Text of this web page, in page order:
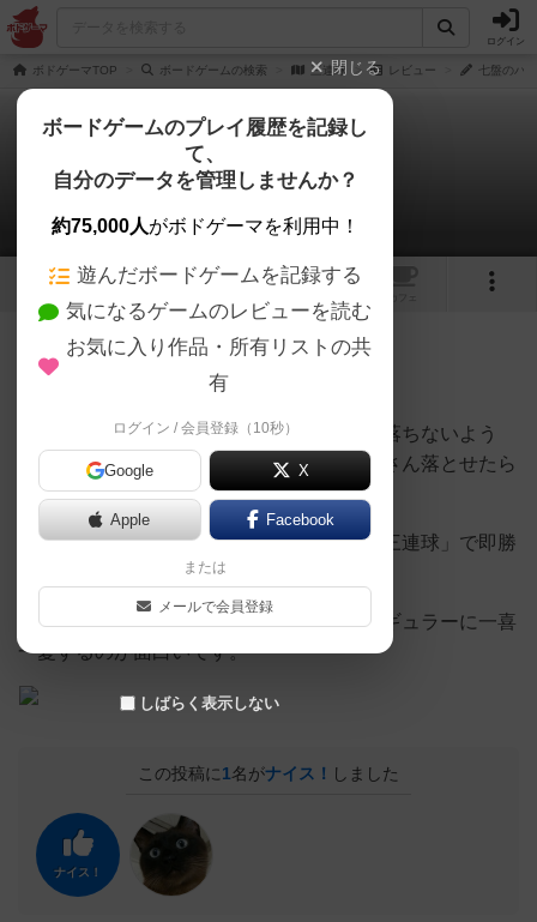
ログイン
ボドゲーマTOP ボードゲームの検索 三連球 レビュー 七盤のハ
三連球
七盤のハムさんさんのレビュー
1 1
164名 1名 0 9ヶ月前
自家製すべり台で球を転がし、自分の球は落ちないよう
に、他プレイヤーの球を落とします。たくさん落とせたら
高得点✌️
でも、一直線上に自分の球が三つ並ぶと「三連球」で即勝
盤は回転テーブル。盤の凹凸が起こすイレギュラーに一喜
一憂するのが面白いです。
この投稿に1名がナイス！ しました
ナイス！
閉じる
ボードゲームのプレイ履歴を記録し
て、
自分のデータを管理しませんか？
約75,000人がボドゲーマを利用中！
遊んだボードゲームを記録する
気になるゲームのレビューを読む
お気に入り作品・所有リストの共
有
ログイン / 会員登録（10秒）
Google X
Apple Facebook
または
メールで会員登録
しばらく表示しない